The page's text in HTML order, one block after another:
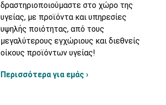
δραστηριοποιούμαστε στο χώρο της
υγείας, με προϊόντα και υπηρεσίες
υψηλής ποιότητας, από τους
μεγαλύτερους εγχώριους και διεθνείς
οίκους προϊόντων υγείας!
Περισσότερα για εμάς ›